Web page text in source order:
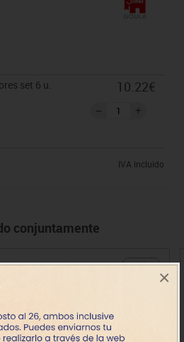
×
set 6 u.
10.22€
IVA incluido
conjuntamente
+ 2 años